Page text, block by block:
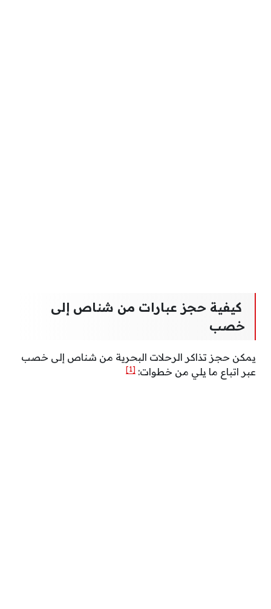
كيفية حجز عبارات من شناص إلى
خصب
يمكن حجز تذاكر الرحلات البحرية من شناص إلى خصب
عبر اتباع ما يلي من خطوات: [1]